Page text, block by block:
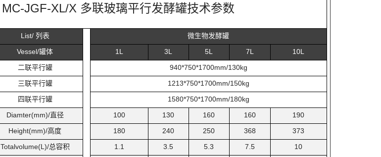
MC-JGF-XL/X 多联玻璃平行发酵罐技术参数
List/ 列表
微生物发酵罐
Vessel/罐体 1L 3L 5L 7L 10L
二联平行罐
940*750*1700mm/130kg
三联平行罐
1213*750*1700mm/150kg
四联平行罐
1580*750*1700mm/180kg
Diamter(mm)/直径 100 130 160 160
190
Height(mm)/高度 180 240 250 368
373
Totalvolume(L)/总容积 1.1 3.5 5.3 7.5
10